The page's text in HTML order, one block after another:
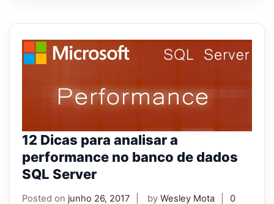
12 Dicas para analisar a
performance no banco de dados
SQL Server
Posted on junho 26, 2017 by Wesley Mota
0